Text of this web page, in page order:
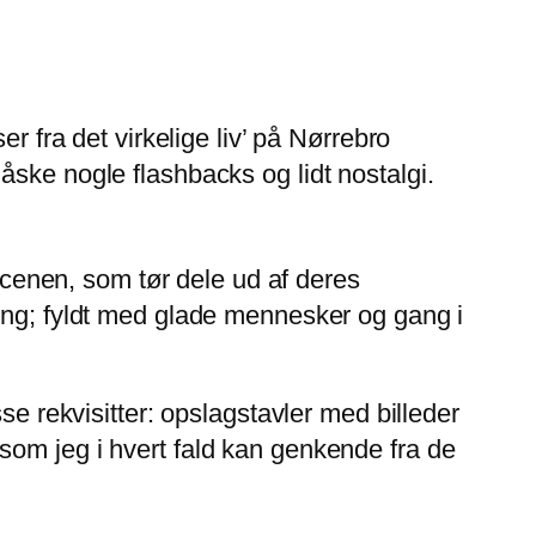
fra det virkelige liv’ på Nørrebro
nogle flashbacks og lidt nostalgi.
som tør dele ud af deres
fyldt med glade mennesker og gang i
rekvisitter: opslagstavler med billeder
jeg i hvert fald kan genkende fra de